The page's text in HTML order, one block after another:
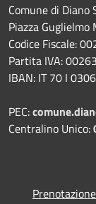
Comune di Diano
Piazza
Codice Fiscale:
Partita IVA:
IBAN: IT 70 I
PEC:
Centralino Unico: